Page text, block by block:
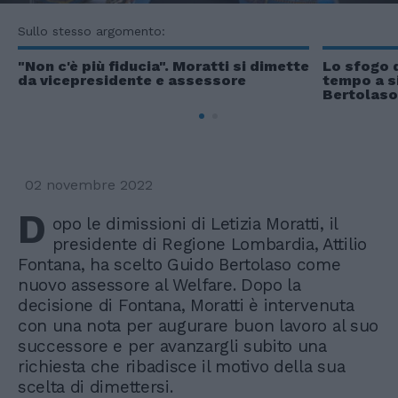
Sullo stesso argomento:
"Non c'è più fiducia". Moratti si dimette
da vicepresidente e assessore
Lo sfogo
tempo a
Bertolaso
02 novembre 2022
D opo le dimissioni di Letizia Moratti, il
presidente di Regione Lombardia, Attilio
Fontana, ha scelto Guido Bertolaso come
nuovo assessore al Welfare. Dopo la
decisione di Fontana, Moratti è intervenuta
con una nota per augurare buon lavoro al suo
successore e per avanzargli subito una
richiesta che ribadisce il motivo della sua
scelta di dimettersi.